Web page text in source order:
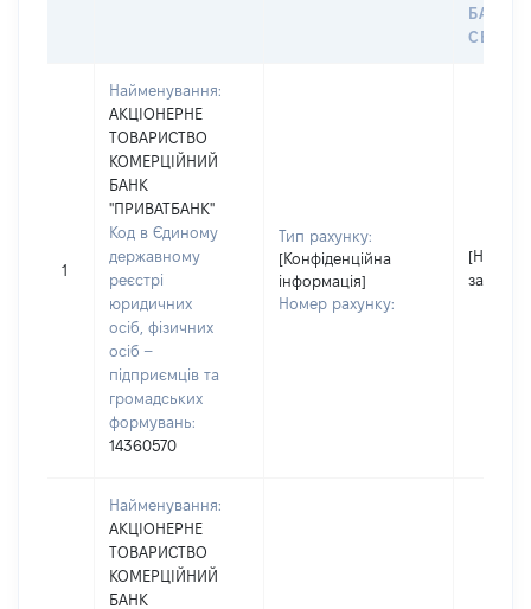
СЕЙФУ
1
Найменування:
АКЦІОНЕРНЕ
ТОВАРИСТВО
КОМЕРЦІЙНИЙ
БАНК
"ПРИВАТБАНК"
Код в Єдиному
державному
реєстрі
юридичних
осіб, фізичних
осіб –
підприємців та
громадських
формувань:
14360570
Тип рахунку:
[Конфіденційна
інформація]
Номер рахунку:
[Не
Найменування:
АКЦІОНЕРНЕ
ТОВАРИСТВО
КОМЕРЦІЙНИЙ
БАНК